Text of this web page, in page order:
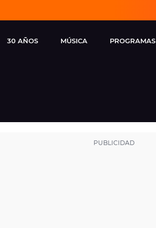
30 AÑOS MÚSICA
FM
PROGRAMAS